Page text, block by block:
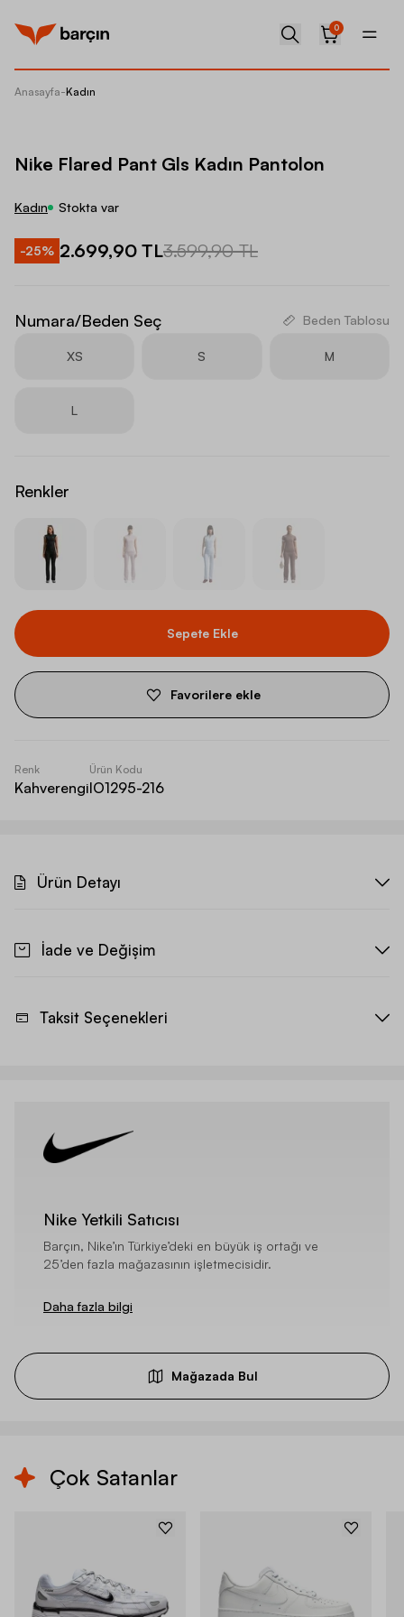
0
Anasayfa-Kadın
Nike Flared Pant Gls Kadın Pantolon
Kadın Stokta var
-25% 2.699,90 TL3.599,90 TL
Numara/Beden Seç Beden Tablosu
XS S M
L
Renkler
Sepete Ekle
Favorilere ekle
Renk
Kahverengi
Ürün Kodu
IO1295-216
Ürün Detayı
İade ve Değişim
Taksit Seçenekleri
Nike Yetkili Satıcısı
Barçın, Nike’ın Türkiye’deki en büyük iş ortağı ve
25’den fazla mağazasının işletmecisidir.
Daha fazla bilgi
Mağazada Bul
Çok Satanlar